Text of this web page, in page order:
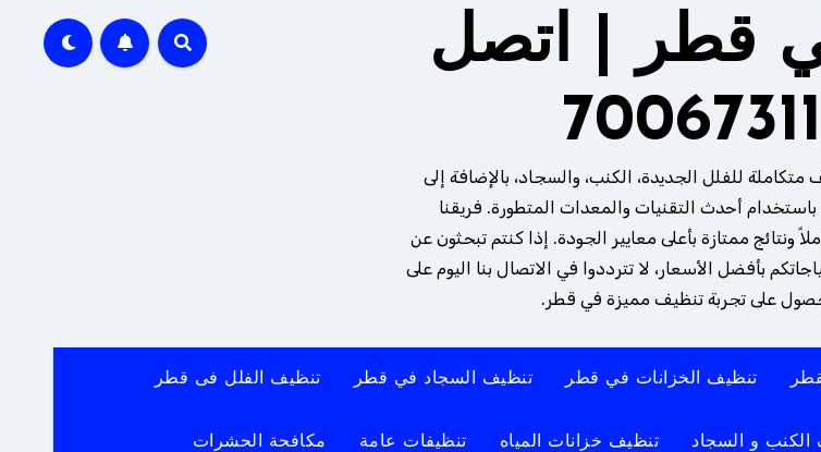
قطر | اتصل
للفلل الجديدة، الكنب، والسجاد، بالإضافة إلى
أحدث التقنيات والمعدات المتطورة. فريقنا
ممتازة بأعلى معايير الجودة. إذا كنتم تبحثون عن
بأفضل الأسعار، لا تترددوا في الاتصال بنا اليوم على
تنظيف الخزانات في قطر تنظيف السجاد في قطر تنظيف الفلل فى قطر
الكنب و السجاد تنظيف خزانات المياه تنظيفات عامة مكافحة الحشرات